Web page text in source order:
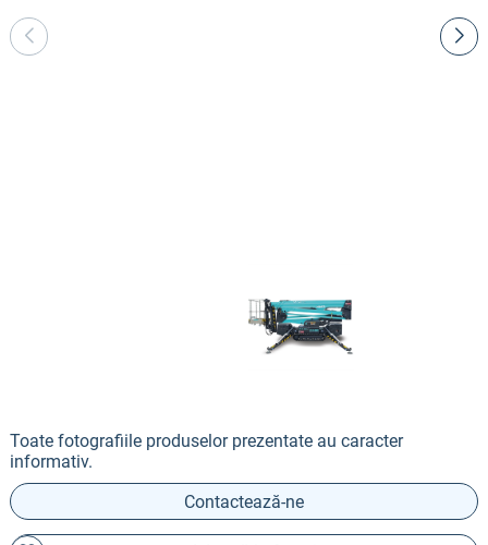
Toate fotografiile produselor prezentate au caracter
informativ.
Contactează-ne